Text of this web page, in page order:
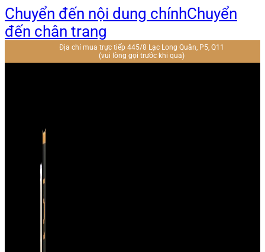
Chuyển đến nội dung chínhChuyển
đến chân trang
Địa chỉ mua trực tiếp 445/8 Lạc Long Quân, P5, Q11
(vui lòng gọi trước khi qua)